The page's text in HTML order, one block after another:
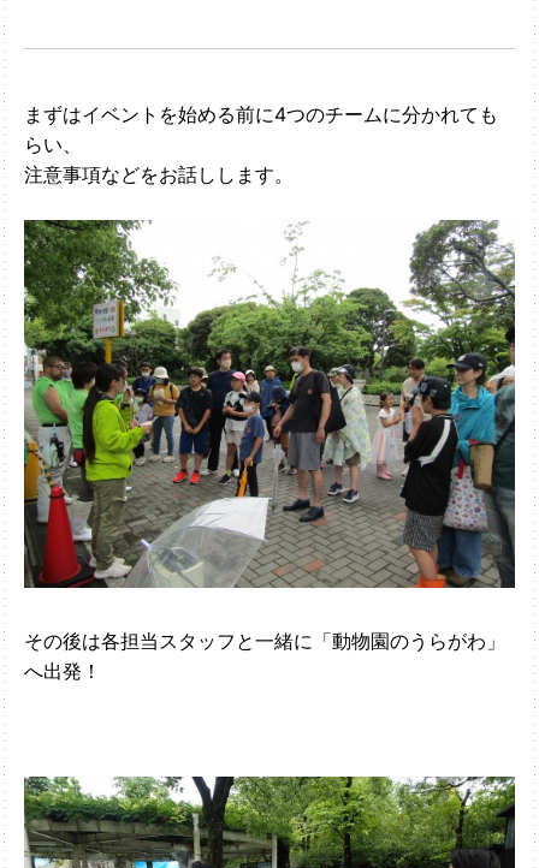
まずはイベントを始める前に4つのチームに分かれても
らい、
注意事項などをお話しします。
その後は各担当スタッフと一緒に「動物園のうらがわ」
へ出発！